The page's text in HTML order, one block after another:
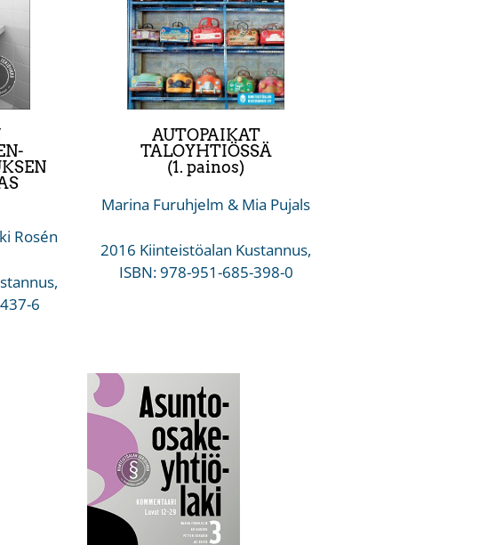
Rosén
6
AUTOPAIKAT
TALOYHTIÖSSÄ
(1. painos)
Marina Furuhjelm & Mia Pujals
2016 Kiinteistöalan Kustannus,
ISBN: 978-951-685-398-0